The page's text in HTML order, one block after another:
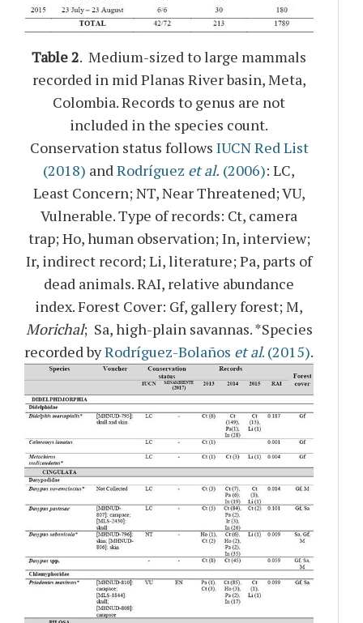
Table 2. Medium-sized to large mammals
recorded in mid Planas River basin, Meta,
Colombia. Records to genus are not
included in the species count.
Conservation status follows IUCN Red List
(2018) and Rodríguez et al. (2006): LC,
Least Concern; NT, Near Threatened; VU,
Vulnerable. Type of records: Ct, camera
trap; Ho, human observation; In, interview;
Ir, indirect record; Li, literature; Pa, parts of
dead animals. RAI, relative abundance
index. Forest Cover: Gf, gallery forest; M,
Morichal; Sa, high-plain savannas. *Species
recorded byRodríguez-Bolaños et al. (2015).